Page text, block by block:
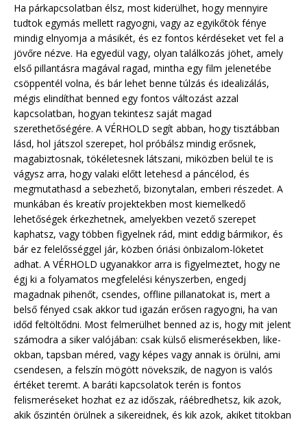
Ha párkapcsolatban élsz, most kiderülhet, hogy mennyire
tudtok egymás mellett ragyogni, vagy az egyikőtök fénye
mindig elnyomja a másikét, és ez fontos kérdéseket vet fel a
jövőre nézve. Ha egyedül vagy, olyan találkozás jöhet, amely
első pillantásra magával ragad, mintha egy film jelenetébe
csöppentél volna, és bár lehet benne túlzás és idealizálás,
mégis elindíthat benned egy fontos változást azzal
kapcsolatban, hogyan tekintesz saját magad
szerethetőségére. A VÉRHOLD segít abban, hogy tisztábban
lásd, hol játszol szerepet, hol próbálsz mindig erősnek,
magabiztosnak, tökéletesnek látszani, miközben belül te is
vágysz arra, hogy valaki előtt letehesd a páncélod, és
megmutathasd a sebezhető, bizonytalan, emberi részedet. A
munkában és kreatív projektekben most kiemelkedő
lehetőségek érkezhetnek, amelyekben vezető szerepet
kaphatsz, vagy többen figyelnek rád, mint eddig bármikor, és
bár ez felelősséggel jár, közben óriási önbizalom-löketet
adhat. A VÉRHOLD ugyanakkor arra is figyelmeztet, hogy ne
égj ki a folyamatos megfelelési kényszerben, engedj
magadnak pihenőt, csendes, offline pillanatokat is, mert a
belső fényed csak akkor tud igazán erősen ragyogni, ha van
időd feltöltődni. Most felmerülhet benned az is, hogy mit jelent
számodra a siker valójában: csak külső elismerésekben, like-
okban, tapsban méred, vagy képes vagy annak is örülni, ami
csendesen, a felszín mögött növekszik, de nagyon is valós
értéket teremt. A baráti kapcsolatok terén is fontos
felismeréseket hozhat ez az időszak, ráébredhetsz, kik azok,
akik őszintén örülnek a sikereidnek, és kik azok, akiket titokban